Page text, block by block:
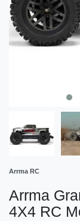
Arrma RC
Arrma
4X4 RC